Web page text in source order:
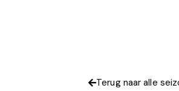
Terug naar alle